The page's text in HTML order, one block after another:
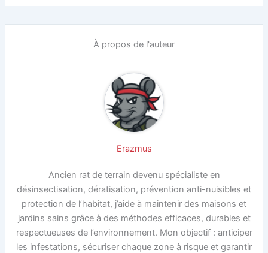
À propos de l'auteur
Erazmus
Ancien rat de terrain devenu spécialiste en
désinsectisation, dératisation, prévention anti-nuisibles et
protection de l’habitat, j’aide à maintenir des maisons et
jardins sains grâce à des méthodes efficaces, durables et
respectueuses de l’environnement. Mon objectif : anticiper
les infestations, sécuriser chaque zone à risque et garantir